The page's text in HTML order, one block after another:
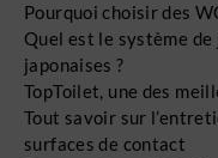
Pourquoi choisir des
Quel est le système
japonaises ?
TopToilet, une des
Tout savoir sur
surfaces de contact